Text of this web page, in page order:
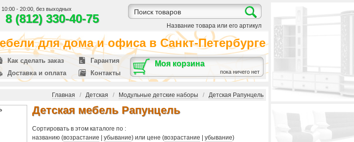
10:00 - 20:00, без выходных
8 (812) 330-40-75
Название товара или его артикул
для дома и офиса в Санкт-Петербурге
Как сделать заказ
Гарантия
Доставка и оплата Контакты
Моя корзина
пока ничего нет
Главная / Детская / Модульные детские наборы / Детская Рапунцель
Детская мебель Рапунцель
Сортировать в этом каталоге по :
названию (возрастание убывание) или цене (возрастание убывание)